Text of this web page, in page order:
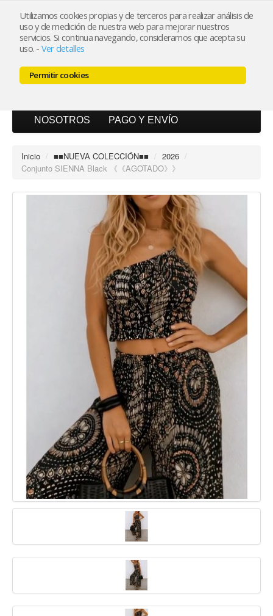
Utilizamos cookies propias y de terceros para realizar análisis de
uso y de medición de nuestra web para mejorar nuestros
servicios. Si continua navegando, consideramos que acepta su
uso. - Ver detalles
Permitir cookies
Mi cuenta
NOSOTROS PAGO Y ENVÍO
Inicio / ■■NUEVA COLECCIÓN■■ / 2026 /
Conjunto SIENNA Black 《《AGOTADO》》